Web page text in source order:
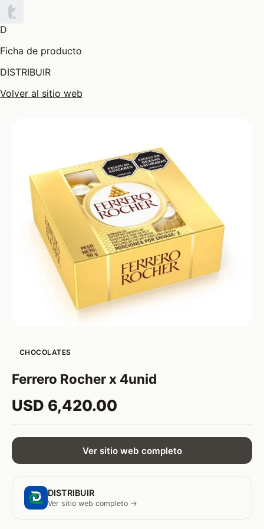
D
Ficha de producto
DISTRIBUIR
Volver al sitio web
CHOCOLATES
Ferrero Rocher x 4unid
USD 6,420.00
Ver sitio web completo
DISTRIBUIR
Ver sitio web completo →